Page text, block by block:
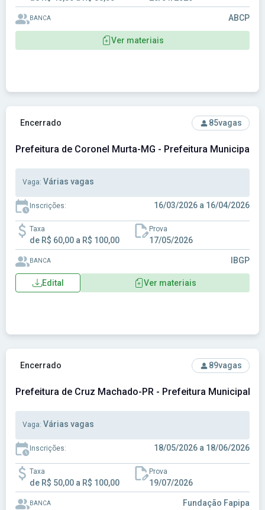
BANCA ABCP
Ver materiais
Ver concurso: Prefeitura de Coronel Murta-MG - Prefeitura
Encerrado 85vagas
Prefeitura de Coronel Murta-MG - Prefeitura Municipal
Vaga: Várias vagas
Inscrições: 16/03/2026 a 16/04/2026
Taxa
de R$ 60,00 a R$ 100,00
Prova
17/05/2026
BANCA IBGP
Edital Ver materiais
Ver concurso: Prefeitura de Cruz Machado-PR - Prefeitura
Encerrado 89vagas
Prefeitura de Cruz Machado-PR - Prefeitura Municipal
Vaga: Várias vagas
Inscrições: 18/05/2026 a 18/06/2026
Taxa
de R$ 50,00 a R$ 100,00
Prova
19/07/2026
BANCA Fundação Fapipa